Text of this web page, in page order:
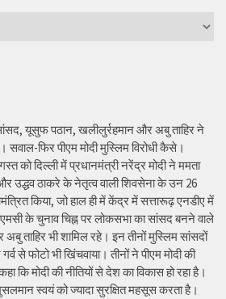
यूसुफ पठान, खलीलुर्रहमान और अबु ताहिर ने
सवाल-फिर पीएम मोदी मुस्लिम विरोधी कैसे।
को दिल्ली में प्रधानमंत्री नरेंद्र मोदी ने ममता
उद्धव ठाकरे के नेतृत्व वाली शिवसेना के उन 26
किया, जो हाल ही में केंद्र में सत्तारूढ़ एनडीए में
के चुनाव चिह्न पर लोकसभा का सांसद बनने वाले
ताहिर भी शामिल रहे। इन तीनों मुस्लिम सांसदों
से फोटो भी खिंचवाया। तीनों ने पीएम मोदी की
कि मोदी की नीतियों से देश का विकास हो रहा है।
स्वयं को ज्यादा सुरक्षित महसूस करता है।